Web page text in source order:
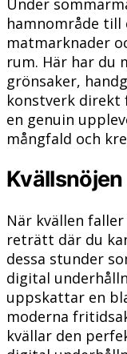
Under
hamnområde till
matmarknader
rum. Här har du
grönsaker,
konstverk direkt
en genuin
mångfald och
När kvällen
reträtt där du
dessa stunder
digital
uppskattar en
moderna
kvällar den